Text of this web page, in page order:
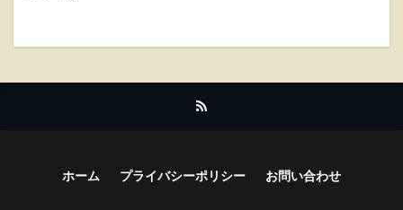
ホーム プライバシーポリシー お問い合わせ